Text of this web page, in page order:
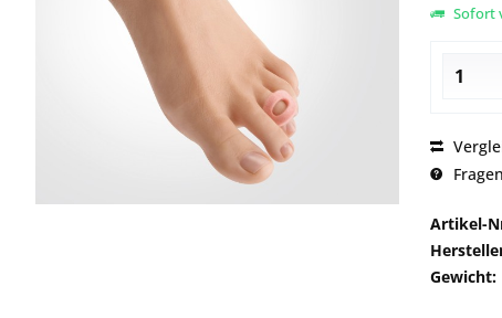
Sofort
Artikel-
Gewicht: